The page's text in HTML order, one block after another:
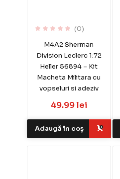
(0)
M4A2 Sherman
Division Leclerc 1:72
Heller 56894 – Kit
Macheta Militara cu
vopseluri si adeziv
49.99 lei
Adaugă în coș